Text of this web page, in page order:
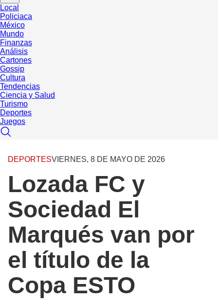
Local
Policiaca
México
Mundo
Finanzas
Análisis
Cartones
Gossip
Cultura
Tendencias
Ciencia y Salud
Turismo
Deportes
Juegos
DEPORTESVIERNES, 8 DE MAYO DE 2026
Lozada FC y
Sociedad El
Marqués van por
el título de la
Copa ESTO